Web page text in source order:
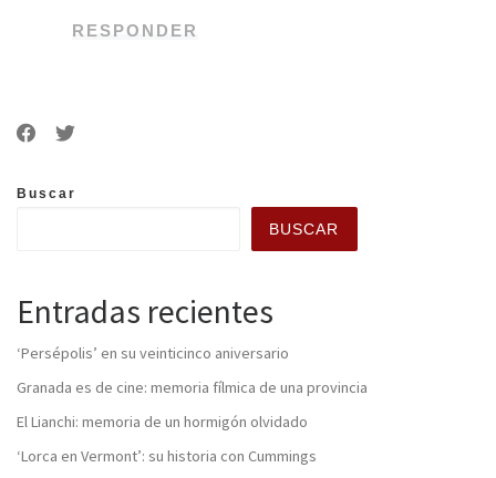
RESPONDER
Buscar
BUSCAR
Entradas recientes
‘Persépolis’ en su veinticinco aniversario
Granada es de cine: memoria fílmica de una provincia
El Lianchi: memoria de un hormigón olvidado
‘Lorca en Vermont’: su historia con Cummings